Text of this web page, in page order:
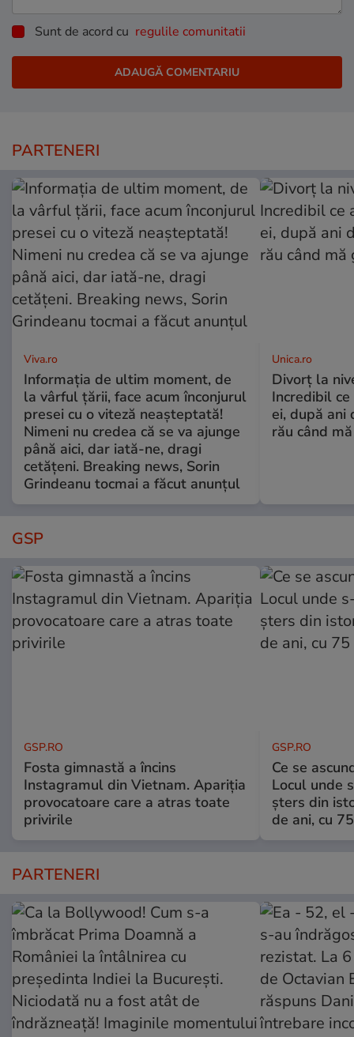
Sunt de acord cu regulile comunitatii
PARTENERI
Viva.ro
Informația de ultim moment, de
la vârful țării, face acum înconjurul
presei cu o viteză neașteptată!
Nimeni nu credea că se va ajunge
până aici, dar iată-ne, dragi
cetățeni. Breaking news, Sorin
Grindeanu tocmai a făcut anunțul
Unica.ro
Divorț la
Incredibil
ei, după ani
rău când
GSP
GSP.RO
Fosta gimnastă a încins
Instagramul din Vietnam. Apariția
provocatoare care a atras toate
privirile
GSP.RO
Ce se
Locul unde
șters din
de ani, cu
PARTENERI